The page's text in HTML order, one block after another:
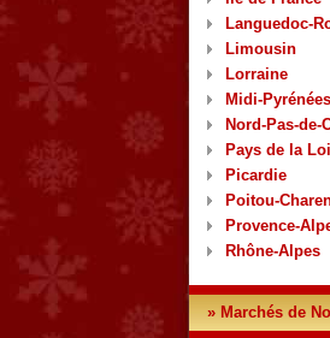
Languedoc-
Limousin
Lorraine
Midi-Pyrénées
Nord-Pas-de-
Pays de la
Picardie
Poitou-
Provence-
Rhône-Alpes
» Marchés de